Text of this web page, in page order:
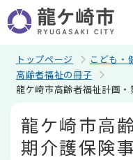
の
ペ
トップページ こども・
高齢者福祉の冊子
龍ケ崎市高齢者福祉計画
龍ケ崎市高
期介護保険